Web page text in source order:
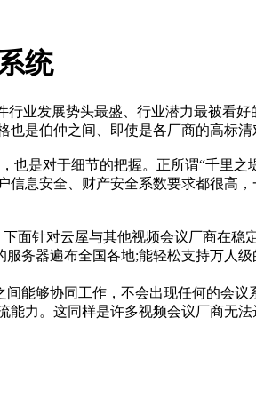
统
业发展势头最盛、行业潜力最被看
是伯仲之间、即使是各厂商的高标
是对于细节的把握。正所谓“千里之
息安全、财产安全系数要求都很高
针对云屋与其他视频会议厂商在稳
务器遍布全国各地;能轻松支持万人
能够协同工作，不会出现任何的会
力。这同样是许多视频会议厂商无法